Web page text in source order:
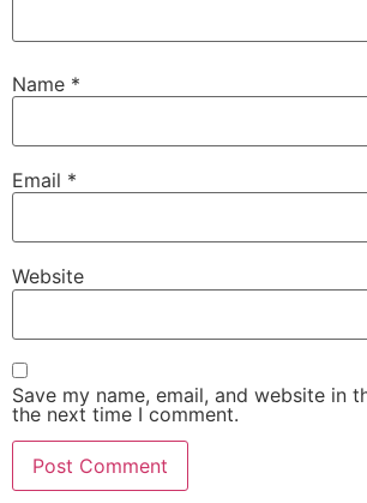
Name *
Email *
Website
Save my name, email, and website in
the next time I comment.